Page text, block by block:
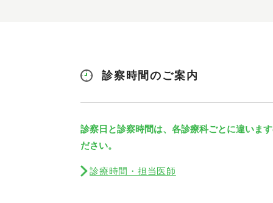
診察時間のご案内
診察日と診察時間は、各診療科ごとに違いま
ださい。
診療時間・担当医師